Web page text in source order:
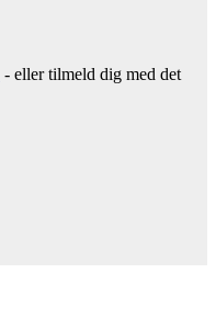
- eller tilmeld dig med det